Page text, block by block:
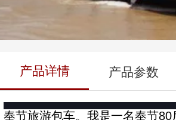
奉节旅游包车。我是一名奉节
产品详情 产品参数
奉节旅游包车。 我是一名奉节80